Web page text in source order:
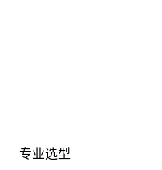
专业选型